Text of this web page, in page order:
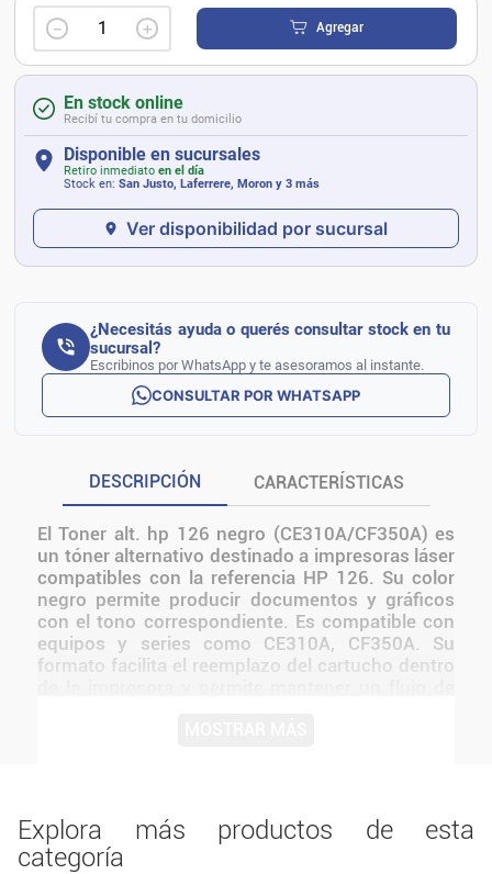
＋
－ Agregar
En stock online
Recibí tu compra en tu domicilio
Disponible en sucursales
Retiro inmediato en el día
Stock en: San Justo, Laferrere, Moron y 3 más
Ver disponibilidad por sucursal
¿Necesitás ayuda o querés consultar stock en tu
sucursal?
Escribinos por WhatsApp y te asesoramos al instante.
CONSULTAR POR WHATSAPP
DESCRIPCIÓN CARACTERÍSTICAS
El Toner alt. hp 126 negro (CE310A/CF350A) es
un tóner alternativo destinado a impresoras láser
compatibles con la referencia HP 126. Su color
negro permite producir documentos y gráficos
con el tono correspondiente. Es compatible con
equipos y series como CE310A, CF350A. Su
formato facilita el reemplazo del cartucho dentro
Explora más productos de esta
categoría